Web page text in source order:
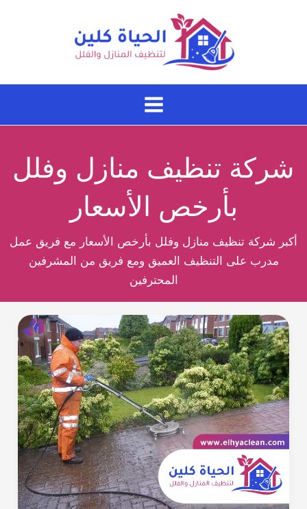
شركة تنظيف منازل وفلل
بأرخص الأسعار
أكبر شركة تنظيف منازل وفلل بأرخص الأسعار مع فريق عمل
مدرب على التنظيف العميق ومع فريق من المشرفين
المحترفين